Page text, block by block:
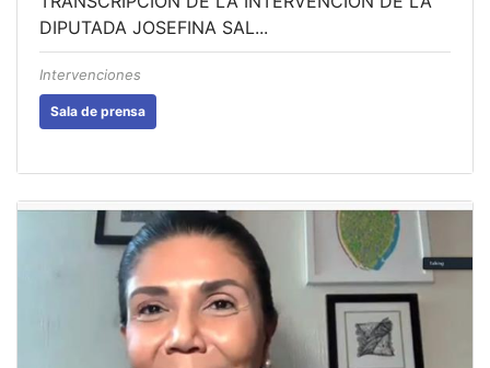
DIPUTADA JOSEFINA SAL...
Intervenciones
Sala de prensa